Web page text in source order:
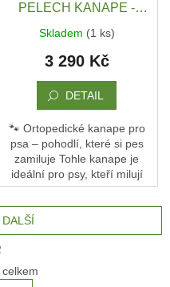
PELECH KANAPE -
TEXTILNÍ ZÁTĚŽOVÁ
LÁTKA - 142 x 90 x 10 -
MODRÁ / TMAVÁ
Skladem (1 ks)
3 290 Kč
DETAIL
🐾 Ortopedické kanape pro
psa – pohodlí, které si pes
zamiluje Tohle kanape je
ideální pro psy, kteří milují
pohodlí a oporu. Není to jen
pelech – je to jejich vlastní